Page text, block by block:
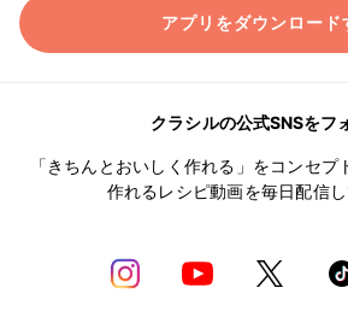
アプリをダウンロード
クラシルの公式SNSをフ
「きちんとおいしく作れる」をコンセプ
作れるレシピ動画を毎日配信し